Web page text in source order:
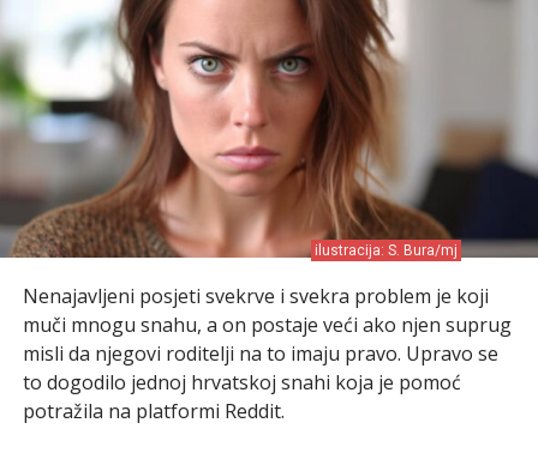
ilustracija: S. Bura/mj
Nenajavljeni posjeti svekrve i svekra problem je koji
muči mnogu snahu, a on postaje veći ako njen suprug
misli da njegovi roditelji na to imaju pravo. Upravo se
to dogodilo jednoj hrvatskoj snahi koja je pomoć
potražila na platformi Reddit.